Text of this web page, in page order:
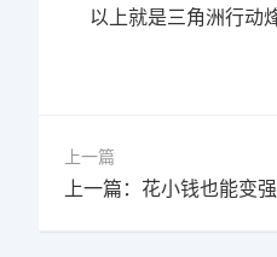
以上就是三角洲行动
上一篇
上一篇：花小钱也能变